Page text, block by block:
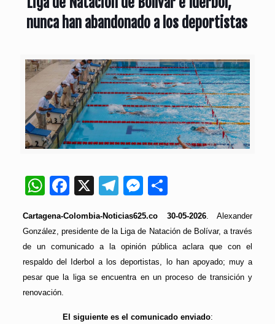
nunca han abandonado a los deportistas
WhatsApp
Facebook
X Telegram
Messenger
Cartagena-Colombia-Noticias625.co 30-05-2026. Alexander
González, presidente de la Liga de Natación de Bolívar, a través
de un comunicado a la opinión pública aclara que con el
respaldo del Iderbol a los deportistas, lo han apoyado; muy a
pesar que la liga se encuentra en un proceso de transición y
renovación.
El siguiente es el comunicado enviado: